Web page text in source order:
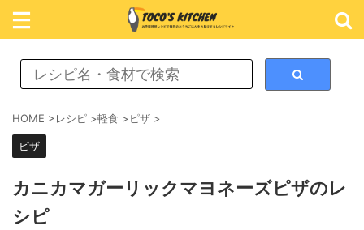
レシピ検索
HOME >レシピ >軽食 >ピザ >
ピザ
カニカマガーリックマヨネーズピザのレ
シピ